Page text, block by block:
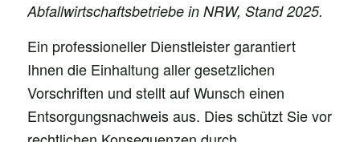
Abfallwirtschaftsbetriebe in NRW, Stand 2025.
Ein professioneller Dienstleister garantiert
Ihnen die Einhaltung aller gesetzlichen
Vorschriften und stellt auf Wunsch einen
Entsorgungsnachweis aus. Dies schützt Sie vor